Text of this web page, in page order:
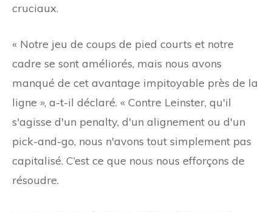
cruciaux.
« Notre jeu de coups de pied courts et notre
cadre se sont améliorés, mais nous avons
manqué de cet avantage impitoyable près de la
ligne », a-t-il déclaré. « Contre Leinster, qu'il
s'agisse d'un penalty, d'un alignement ou d'un
pick-and-go, nous n'avons tout simplement pas
capitalisé. C’est ce que nous nous efforçons de
résoudre.